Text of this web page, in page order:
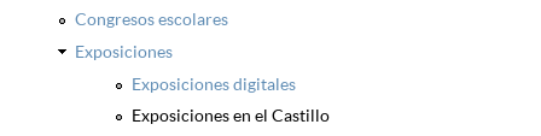
Congresos escolares
Exposiciones
Exposiciones digitales
Exposiciones en el Castillo